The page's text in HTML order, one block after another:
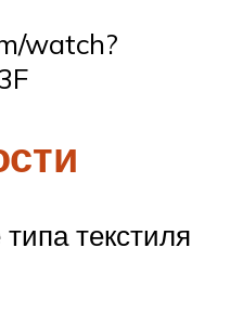
watch?
текстиля